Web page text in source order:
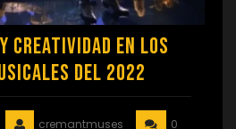
Creatividad en los
del 2022
cremantmuses
0